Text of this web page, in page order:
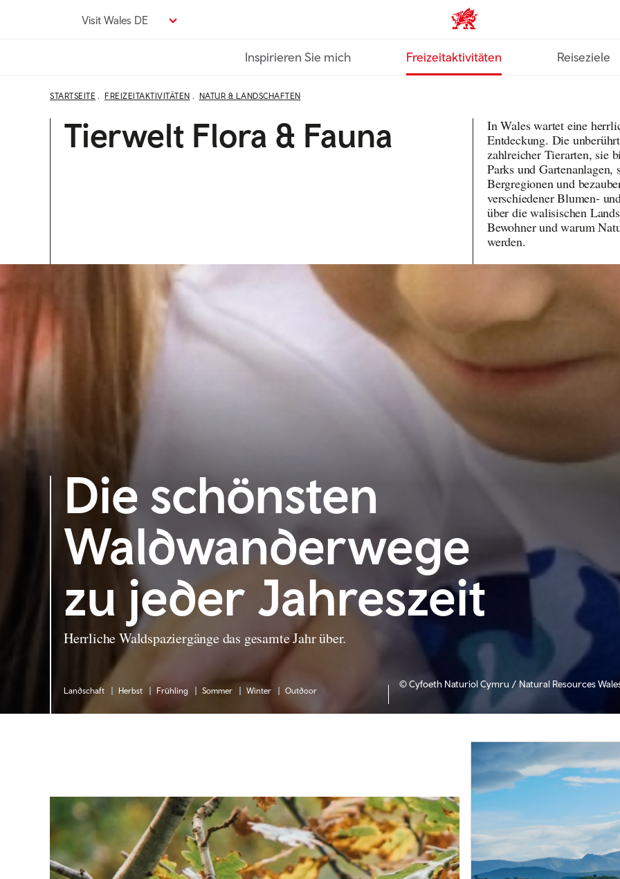
Visit Wales DE VisitWales home
Inspirieren Sie mich Freizeitaktivitäten Reiseziele
STARTSEITE FREIZEITAKTIVITÄTEN NATUR & LANDSCHAFTEN
Tierwelt Flora & Fauna
In Wales wartet eine
Entdeckung. Die
zahlreicher Tierarten, sie
Parks und
Bergregionen und
verschiedener Blumen-
über die walisischen
Bewohner und warum
werden.
Die schönsten
Waldwanderwege
zu jeder Jahreszeit
Herrliche Waldspaziergänge das gesamte Jahr über.
Landschaft Herbst Frühling Sommer Winter Outdoor
© Cyfoeth Naturiol Cymru / Natural Resources